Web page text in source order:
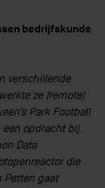
bedrijfskunde
verschillende
ze (remote)
Park Football
een opdracht bij
Data
die
Petten gaat